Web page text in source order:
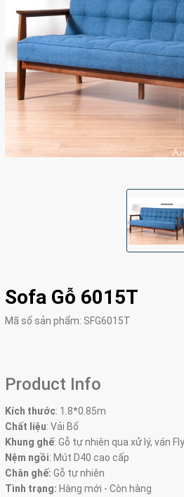
Sofa Gỗ 6015T
Mã số sản phẩm: SFG6015T
Product Info
Kích thước: 1.8*0.85m
Chất liệu: Vải Bố
Khung ghế: Gỗ tự nhiên qua xử lý, ván
Nệm ngồi: Mút D40 cao cấp
Chân ghế: Gỗ tự nhiên
Tình trạng: Hàng mới - Còn hàng